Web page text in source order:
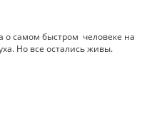
о самом быстром человеке на
Но все остались живы.